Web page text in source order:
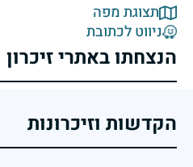
תצוגת מפה
ניווט לכתובת
הנצחתו באתרי זיכרון
הקדשות וזיכרונות